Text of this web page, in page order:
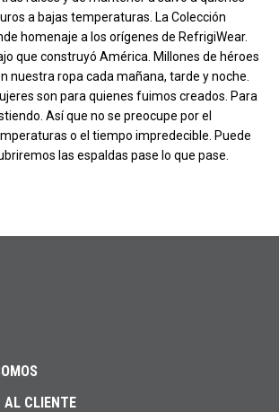
a bajas temperaturas. La Colección
homenaje a los orígenes de RefrigiWear.
que construyó América. Millones de héroes
nuestra ropa cada mañana, tarde y noche.
son para quienes fuimos creados. Para
Así que no se preocupe por el
o el tiempo impredecible. Puede
las espaldas pase lo que pase.
AL CLIENTE